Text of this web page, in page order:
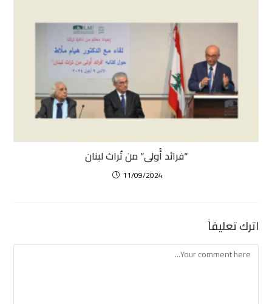
“فرائد أُولى” من تُراث لبنان
11/09/2024
اترك تعليقاً